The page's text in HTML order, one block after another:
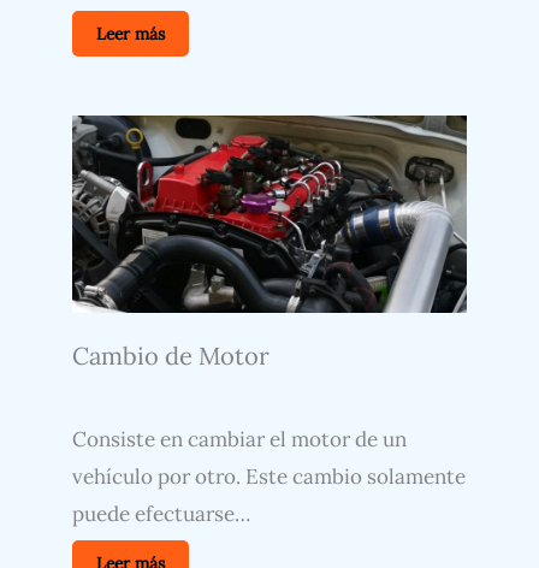
Leer más
Cambio de Motor
Consiste en cambiar el motor de un
vehículo por otro. Este cambio solamente
puede efectuarse…